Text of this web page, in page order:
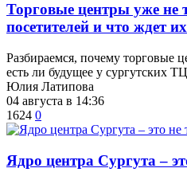
Торговые центры уже не
посетителей и что ждет
Разбираемся, почему торговые
есть ли будущее у сургутских ТЦ
Юлия Латипова
04 августа в 14:36
1624 0
​Ядро центра Сургута ‒